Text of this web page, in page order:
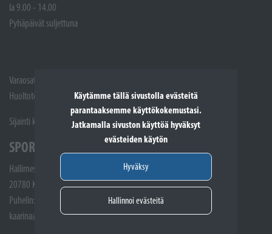
Käytämme tällä sivustolla evästeitä
parantaaksemme käyttökokemustasi.
Jatkamalla sivuston käyttöä hyväksyt
evästeiden käytön
Hyväksy
Hallinnoi evästeitä
la 9.00 - 14.00
Pyhäpäivät suljettuna
Varaosat: (02) 721 1407
Huoltotöiden vastaanotto: 02 7211405
Sijainti kartalla
SPORTTIKONE KAARINA
Hallimestarinkatu 4
20780 Kaarina
Puhelin: Huoltotöiden vastaanotto: (02) 721 1507
kaarina@sporttikone.fi